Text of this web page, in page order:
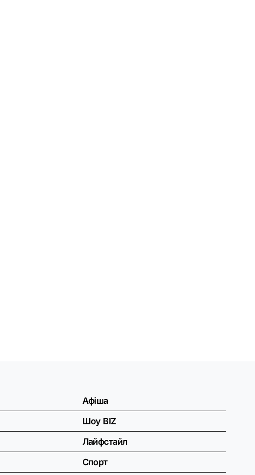
Афіша
Шоу BIZ
Лайфстайл
Спорт